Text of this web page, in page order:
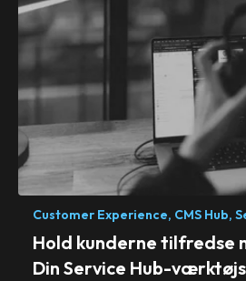
Customer Experience, CMS Hub,
Hold kunderne tilfredse
Din Service Hub-